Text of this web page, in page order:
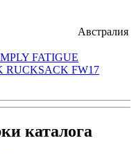
Австралия
FATIGUE
RUCKSACK FW17
каталога